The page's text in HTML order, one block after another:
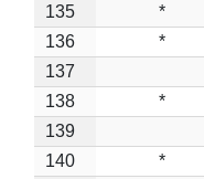
135
*
136
*
137
138
*
139
140
*